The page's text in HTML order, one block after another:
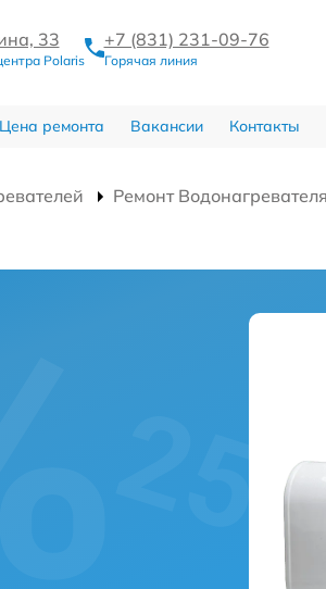
33
Polaris
+7 (831) 231-09-76
Горячая линия
Цена ремонта Вакансии Контакты
Ремонт